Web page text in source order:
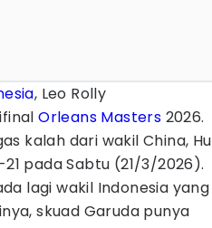
, Leo Rolly
Orleans Masters 2026.
kalah dari wakil China, Hu
21 pada Sabtu (21/3/2026).
lagi wakil Indonesia yang
skuad Garuda punya